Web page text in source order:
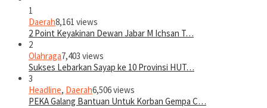
1
Daerah8,161 views
2 Point Keyakinan Dewan Jabar M Ichsan T…
2
Olahraga7,403 views
Sukses Lebarkan Sayap ke 10 Provinsi HUT…
3
Headline, Daerah6,506 views
PEKA Galang Bantuan Untuk Korban Gempa C…